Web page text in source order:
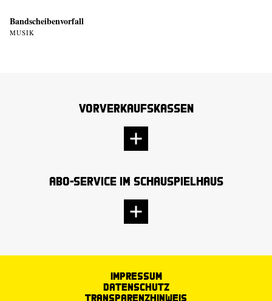
Bandscheibenvorfall
MUSIK
Vorverkaufskassen
Abo-Service im Schauspielhaus
Impressum
Datenschutz
Transparenzhinweis